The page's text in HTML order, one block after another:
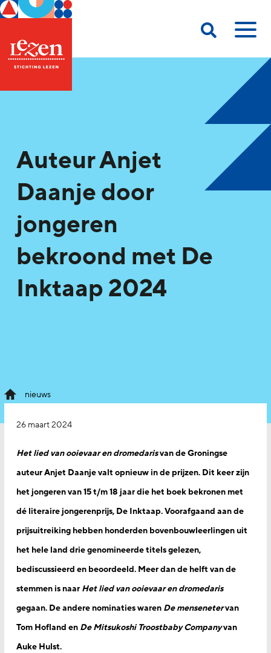
Auteur Anjet
Daanje door
jongeren
bekroond met De
Inktaap 2024
nieuws
26 maart 2024
Het lied van ooievaar en dromedarisvan de Groningse
auteur Anjet Daanje valt opnieuw in de prijzen. Dit keer zijn
het jongeren van 15 t/m 18 jaar die het boek bekronen met
dé literaire jongerenprijs, De Inktaap. Voorafgaand aan de
prijsuitreiking hebben honderden bovenbouwleerlingen uit
het hele land drie genomineerde titels gelezen,
bediscussieerd en beoordeeld. Meer dan de helft van de
stemmen is naar Het lied van ooievaar en dromedaris
gegaan. De andere nominaties waren De mensenetervan
Tom Hofland en De Mitsukoshi Troostbaby Companyvan
Auke Hulst.